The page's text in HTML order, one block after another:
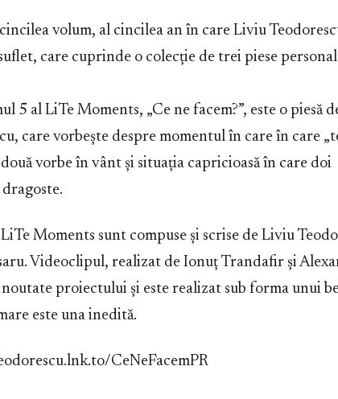
volum, al cincilea an în care Liviu
care cuprinde o colecție de trei piese
5 al LiTe Moments, „Ce ne facem?”, este o piesă
care vorbește despre momentul în care în care
vorbe în vânt și situația capricioasă în care doi
Moments sunt compuse și scrise de Liviu
Videoclipul, realizat de Ionuț Trandafir și
proiectului și este realizat sub forma unui
este una inedită.
CeNeFacemPR